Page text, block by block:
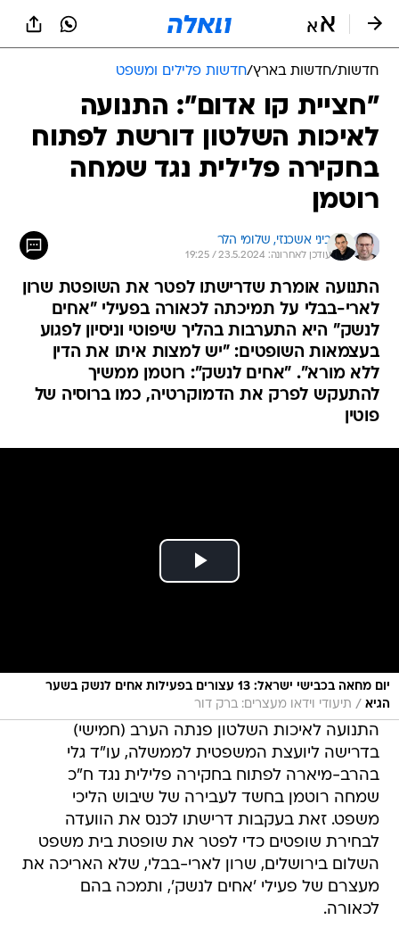
חדשות/חדשות בארץ/חדשות פלילים ומשפט
"חציית קו אדום": התנועה
לאיכות השלטון דורשת לפתוח
בחקירה פלילית נגד שמחה
רוטמן
ביני אשכנזי, שלומי הלר
עודכן לאחרונה: 23.5.2024 / 19:25
התנועה אומרת שדרישתו לפטר את השופטת שרון
לארי-בבלי על תמיכתה לכאורה בפעילי "אחים
לנשק" היא התערבות בהליך שיפוטי וניסיון לפגוע
בעצמאות השופטים: "יש למצות איתו את הדין
ללא מורא". "אחים לנשק": רוטמן ממשיך
להתעקש לפרק את הדמוקרטיה, כמו ברוסיה של
פוטין
יום מחאה בכבישי ישראל: 13 עצורים בפעילות אחים לנשק בשער
הגיא / תיעודי וידאו מעצרים: ברק דור
התנועה לאיכות השלטון פנתה הערב (חמישי)
בדרישה ליועצת המשפטית לממשלה, עו"ד גלי
בהרב-מיארה לפתוח בחקירה פלילית נגד ח"כ
שמחה רוטמן בחשד לעבירה של שיבוש הליכי
משפט. זאת בעקבות דרישתו לכנס את הוועדה
לבחירת שופטים כדי לפטר את שופטת בית משפט
השלום בירושלים, שרון לארי-בבלי, שלא האריכה את
מעצרם של פעילי 'אחים לנשק', ותמכה בהם
לכאורה.